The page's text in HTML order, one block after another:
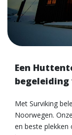
Een
Met Surviking
Noorwegen.
en beste